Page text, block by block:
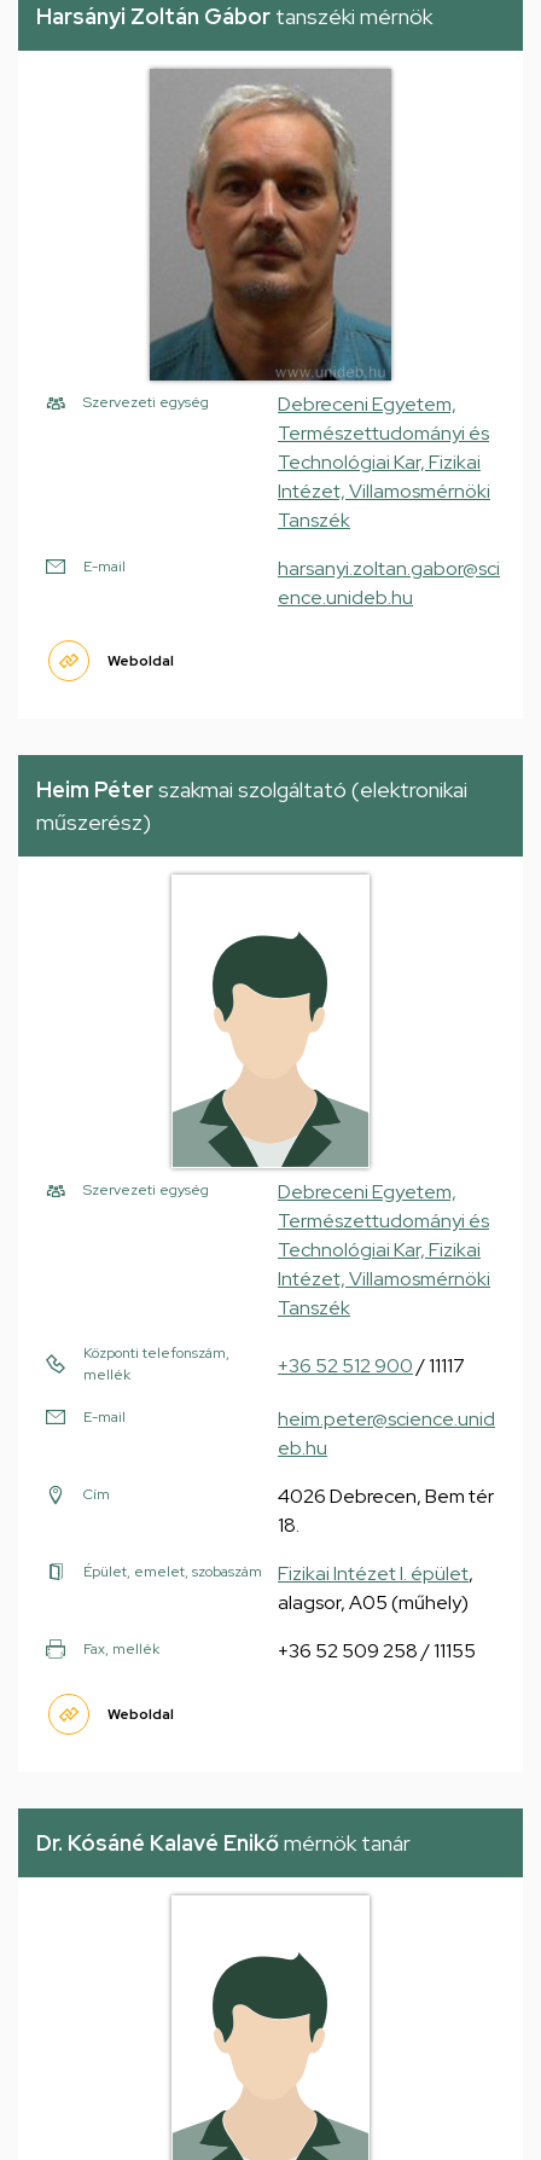
Harsányi Zoltán Gábor tanszéki mérnök
Szervezeti egység
Debreceni Egyetem,
Természettudományi és
Technológiai Kar, Fizikai
Intézet, Villamosmérnöki
Tanszék
E-mail
harsanyi.zoltan.gabor@sci
ence.unideb.hu
Weboldal
Heim Péterszakmai szolgáltató (elektronikai
műszerész)
Szervezeti egység
Debreceni Egyetem,
Természettudományi és
Technológiai Kar, Fizikai
Intézet, Villamosmérnöki
Tanszék
Központi telefonszám,
mellék
+36 52 512 900/ 11117
E-mail
heim.peter@science.unid
eb.hu
Cím
4026 Debrecen, Bem tér
18.
Épület, emelet, szobaszám Fizikai Intézet I. épület,
alagsor, A05 (műhely)
Fax, mellék +36 52 509 258 / 11155
Weboldal
Dr. Kósáné Kalavé Enikőmérnök tanár